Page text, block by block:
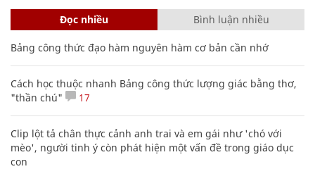
Đọc nhiều Bình luận nhiều
Bảng công thức đạo hàm nguyên hàm cơ bản cần nhớ
Cách học thuộc nhanh Bảng công thức lượng giác bằng thơ,
"thần chú"
17
Clip lột tả chân thực cảnh anh trai và em gái như 'chó với
mèo', người tinh ý còn phát hiện một vấn đề trong giáo dục
con